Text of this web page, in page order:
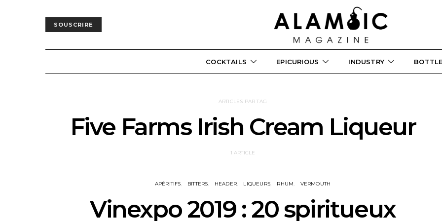
SOUSCRIRE
COCKTAILS EPICURIOUS INDUSTRY
ARTICLES PAR TAG
Five Farms Irish Cream Liqueur
1 ARTICLE
APÉRITIFS BITTERS HEADER LIQUEURS RHUM VERMOUTH
Vinexpo 2019 : 20 spiritueux